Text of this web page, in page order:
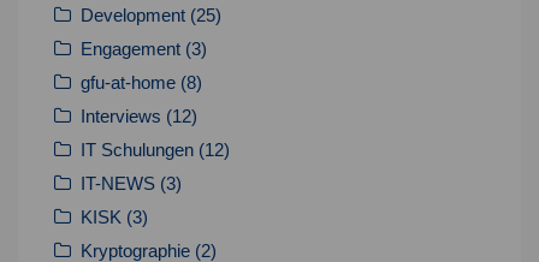
Development (25)
Engagement (3)
gfu-at-home (8)
Interviews (12)
IT Schulungen (12)
IT-NEWS (3)
KISK (3)
Kryptographie (2)